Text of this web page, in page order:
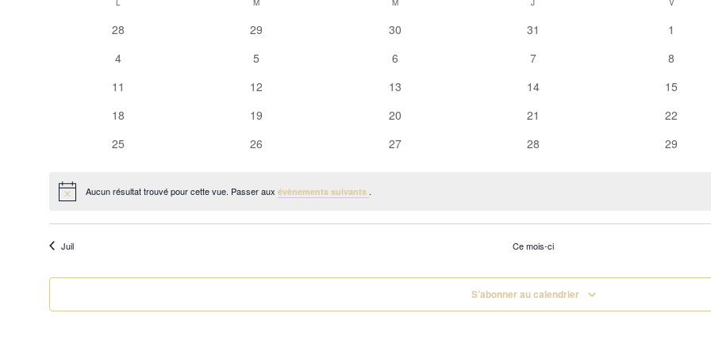
Calendrier
Évènements
LLUNDI M MMERCREDI J VVENDREDI
0
28
0
29
0
30
0
31
01
0
4
0
5
0
6
0
7
0
8
011
012
013
014
015
018
019
0
20
0
21
0
22
0
25
0
26
0
27
0
28
0
29
Notice Aucun résultat trouvé pour cette vue. Passer aux évènements suivants .
Juil Ce mois-ci
S’abonner au calendrier